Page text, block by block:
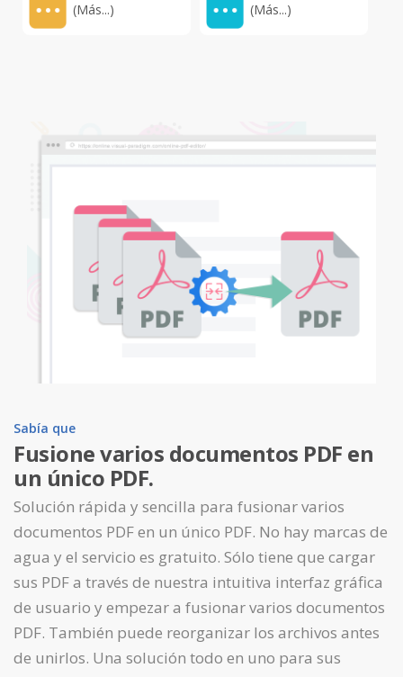
(Más...) (Más...)
Sabía que
Fusione varios documentos PDF en
un único PDF.
Solución rápida y sencilla para fusionar varios
documentos PDF en un único PDF. No hay marcas de
agua y el servicio es gratuito. Sólo tiene que cargar
sus PDF a través de nuestra intuitiva interfaz gráfica
de usuario y empezar a fusionar varios documentos
PDF. También puede reorganizar los archivos antes
de unirlos. Una solución todo en uno para sus